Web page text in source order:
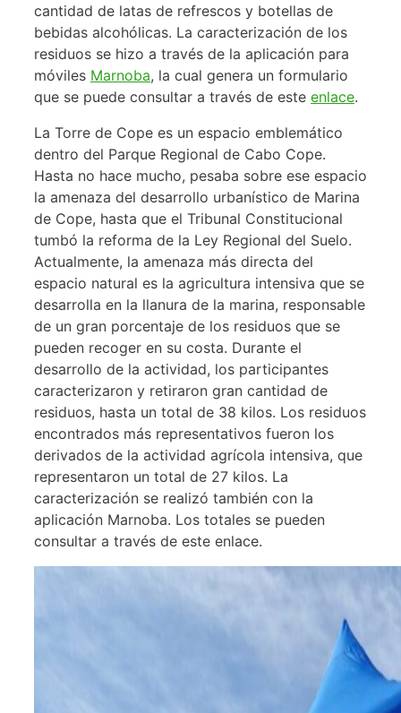
cantidad de latas de refrescos y botellas de
bebidas alcohólicas. La caracterización de los
residuos se hizo a través de la aplicación para
móviles Marnoba, la cual genera un formulario
que se puede consultar a través de este enlace.
La Torre de Cope es un espacio emblemático
dentro del Parque Regional de Cabo Cope.
Hasta no hace mucho, pesaba sobre ese espacio
la amenaza del desarrollo urbanístico de Marina
de Cope, hasta que el Tribunal Constitucional
tumbó la reforma de la Ley Regional del Suelo.
Actualmente, la amenaza más directa del
espacio natural es la agricultura intensiva que se
desarrolla en la llanura de la marina, responsable
de un gran porcentaje de los residuos que se
pueden recoger en su costa. Durante el
desarrollo de la actividad, los participantes
caracterizaron y retiraron gran cantidad de
residuos, hasta un total de 38 kilos. Los residuos
encontrados más representativos fueron los
derivados de la actividad agrícola intensiva, que
representaron un total de 27 kilos. La
caracterización se realizó también con la
aplicación Marnoba. Los totales se pueden
consultar a través de este enlace.